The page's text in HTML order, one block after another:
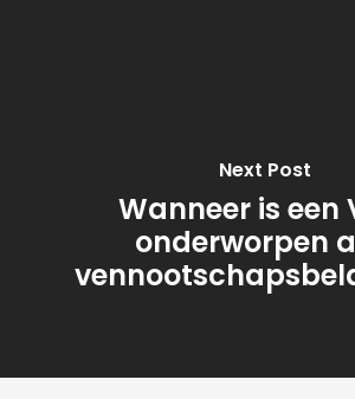
Next Post
Wanneer is een
onderworpen